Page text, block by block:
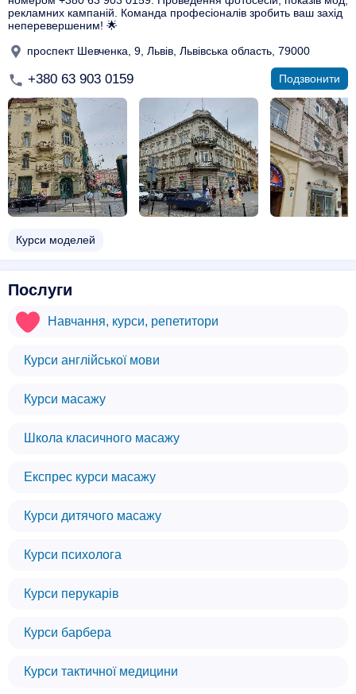
рекламних кампаній. Команда професіоналів зробить ваш захід
неперевершеним! 🌟
проспект Шевченка, 9, Львів, Львівська область, 79000
+380 63 903 0159 Подзвонити
Курси моделей
Послуги
Навчання, курси, репетитори
Курси англійської мови
Курси масажу
Школа класичного масажу
Експрес курси масажу
Курси дитячого масажу
Курси психолога
Курси перукарів
Курси барбера
Курси тактичної медицини